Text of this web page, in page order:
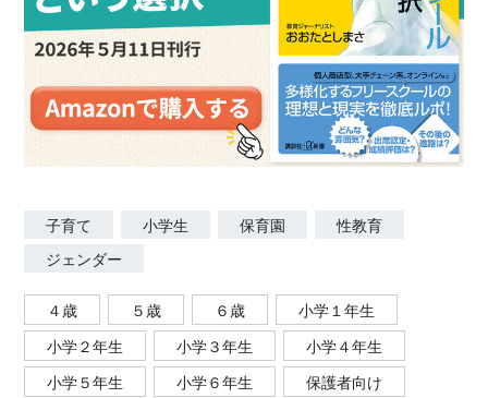
子育て 小学生 保育園
性教育
ジェンダー
４歳 ５歳 ６歳
小学１年生
小学２年生
小学３年生
小学４年生
小学５年生
小学６年生 保護者向け